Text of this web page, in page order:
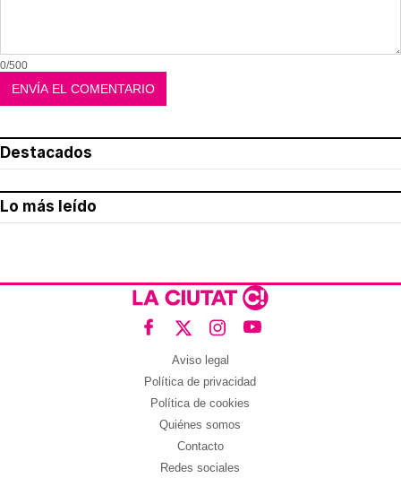
0/500
Destacados
Lo más leído
Aviso legal
Política de privacidad
Política de cookies
Quiénes somos
Contacto
Redes sociales